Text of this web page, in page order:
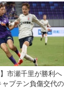
ーグクラ
麗に
い。
題」
市瀬千里が勝利へ
プテン負傷交代の